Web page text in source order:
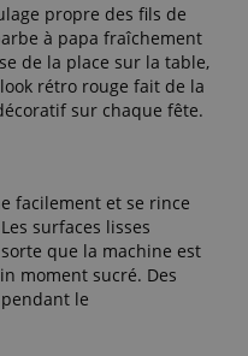
propre des fils de
à papa fraîchement
de la place sur la table,
rétro rouge fait de la
sur chaque fête.
facilement et se rince
surfaces lisses
que la machine est
moment sucré. Des
le